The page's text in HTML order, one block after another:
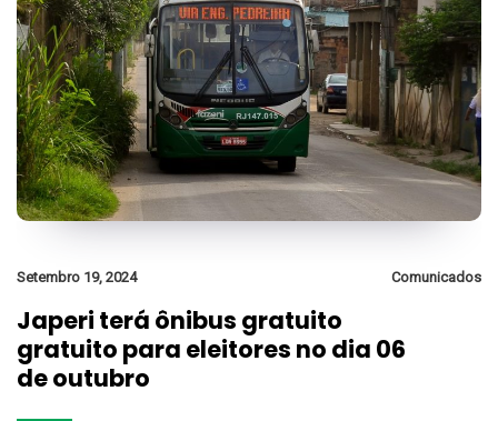
Setembro 19, 2024 Comunicados
Japeri terá ônibus gratuito
gratuito para eleitores no dia 06
de outubro